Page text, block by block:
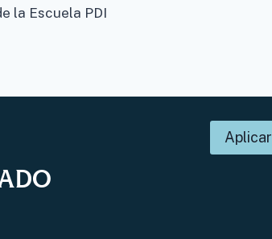
la Escuela PDI
Aplicar